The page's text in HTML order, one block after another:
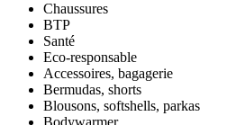
Chaussures
BTP
Santé
Eco-responsable
Accessoires, bagagerie
Bermudas, shorts
Blousons, softshells, parkas
Bodywarmer